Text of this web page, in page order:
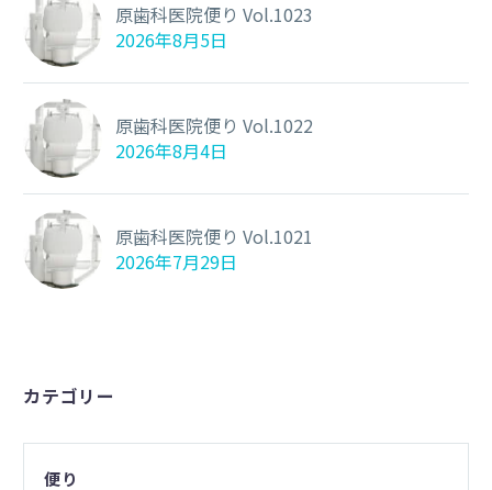
原歯科医院便り Vol.1023
2026年8月5日
原歯科医院便り Vol.1022
2026年8月4日
原歯科医院便り Vol.1021
2026年7月29日
カテゴリー
便り